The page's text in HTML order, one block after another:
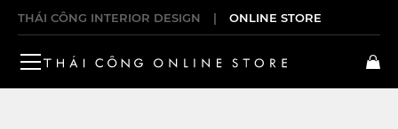
THÁI CÔNG INTERIOR DESIGN | ONLINE STORE